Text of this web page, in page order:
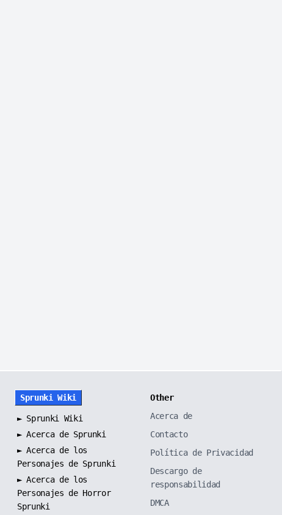
Sprunki Wiki
► Sprunki Wiki
►Acerca de Sprunki
►Acerca de los
Personajes de Sprunki
►Acerca de los
Personajes de Horror
Sprunki
Other
Acerca de
Contacto
Política de Privacidad
Descargo de
responsabilidad
DMCA